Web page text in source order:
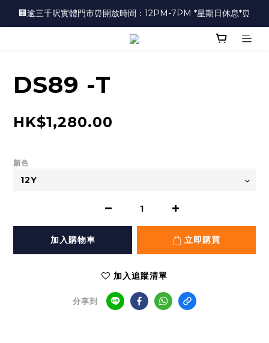
🏢逾三千呎實體門市⏰開放時間：12PM-7PM *星期日休息*⏰
🏢逾三千呎實體門市⏰開放時間：12PM-7PM *星期日休息*⏰
👜📣 歡迎隨時光臨 📣💍
🏢逾三千呎實體門市⏰開放時間：12PM-7PM *星期日休息*⏰
DS89 -T
HK$1,280.00
顏色
加入購物車 立即購買
加入追蹤清單
分享到